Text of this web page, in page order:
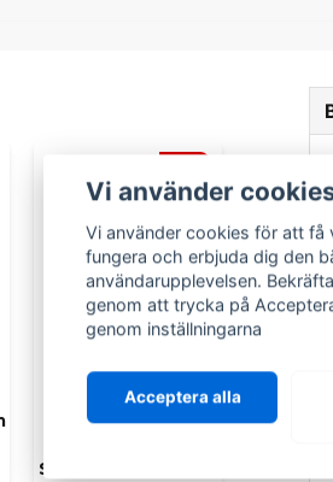
Ramben vänster
Sensation, Emotion
Vi använder
Vi använder cookies för att få
fungera och erbjuda dig den
användarupplevelsen.
genom att trycka på
genom inställningarna
Acceptera alla